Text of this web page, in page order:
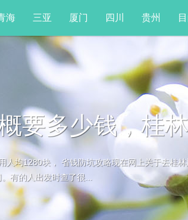
海 三亚 厦门 四川 贵州
要多少钱，桂
人均1280块， 省钱防坑攻略现在网上关于去桂
有的人出发时查了很...